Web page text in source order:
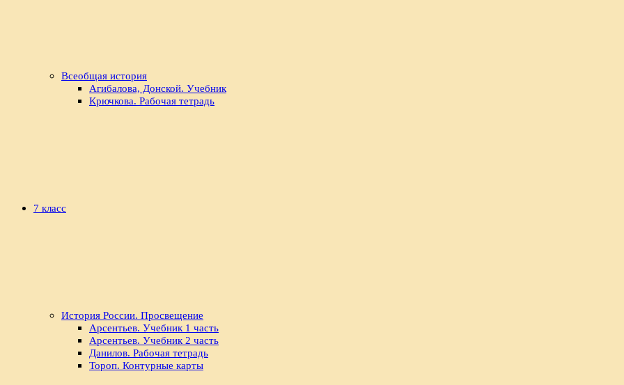
Всеобщая история
Агибалова, Донской. Учебник
Крючкова. Рабочая тетрадь
7 класс
История России. Просвещение
Арсентьев. Учебник 1 часть
Арсентьев. Учебник 2 часть
Данилов. Рабочая тетрадь
Тороп. Контурные карты